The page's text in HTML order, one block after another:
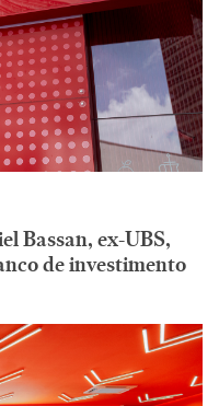
Bassan, ex-UBS,
de investimento